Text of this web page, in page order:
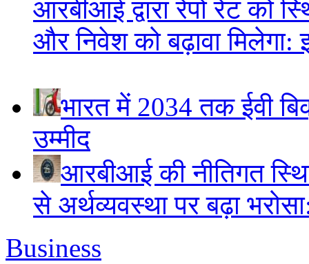
आरबीआई द्वारा रेपो रेट को
और निवेश को बढ़ावा मिलेगा:
भारत में 2034 तक ईवी
उम्मीद
आरबीआई की नीतिगत
से अर्थव्यवस्था पर बढ़ा
Business